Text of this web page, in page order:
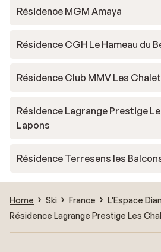
Résidence MGM Amaya
Résidence CGH Le Hameau du
Résidence Club MMV Les
Résidence Lagrange Prestige
Lapons
Résidence Terresens les
Home Ski France L'Espace
Résidence Lagrange Prestige Les